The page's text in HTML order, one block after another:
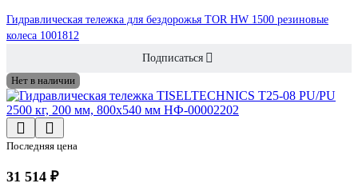
Гидравлическая тележка для бездорожья TOR HW 1500 резиновые
колеса 1001812
Подписаться
Нет в наличии
Последняя цена
31 514 ₽